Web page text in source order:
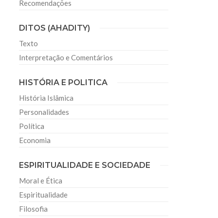
Recomendações
DITOS (AHADITY)
Texto
Interpretação e Comentários
HISTÓRIA E POLITICA
História Islâmica
Personalidades
Política
Economia
ESPIRITUALIDADE E SOCIEDADE
Moral e Ética
Espiritualidade
Filosofia